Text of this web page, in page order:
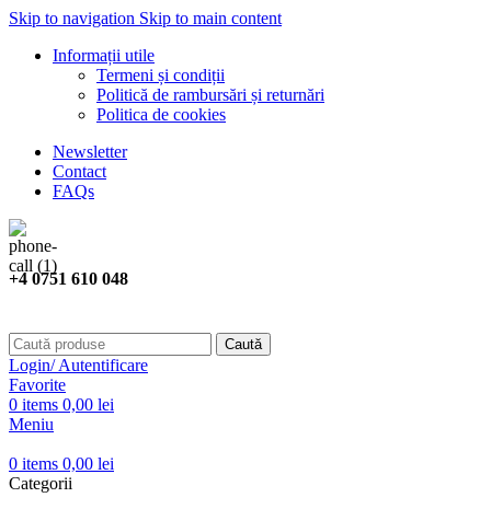
Skip to navigation Skip to main content
Informații utile
Termeni și condiții
Politică de rambursări și returnări
Politica de cookies
Newsletter
Contact
FAQs
+4 0751 610 048
Caută
Login/ Autentificare
Favorite
0 items 0,00 lei
Meniu
0 items 0,00 lei
Categorii